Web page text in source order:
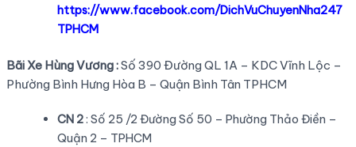
https://www.facebook.com/DichVuChuyenNha247
TPHCM
Bãi Xe Hùng Vương :Số 390 Đường QL 1A – KDC Vĩnh Lộc –
Phường Bình Hưng Hòa B – Quận Bình Tân TPHCM
CN 2: Số 25 /2 Đường Số 50 – Phường Thảo Điền –
Quận 2 – TPHCM